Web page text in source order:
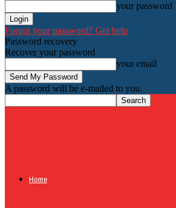
your password
Forgot your password? Get help
Password recovery
Recover your password
your email
A password will be e-mailed to you.
Home